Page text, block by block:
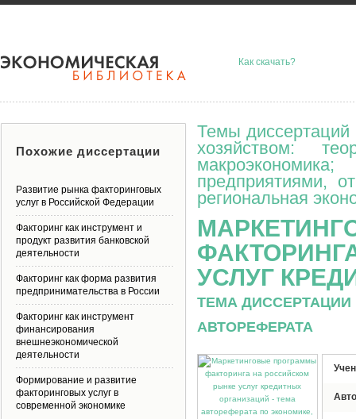
Как скачать?
Темы диссертаций
хозяйством:
предприятиями,
региональная
УСЛУГ
ТЕМА
АВТОРЕФЕРАТА
Похожие диссертации
Развитие рынка факторинговых
услуг в Российской Федерации
Факторинг как инструмент и
продукт развития банковской
деятельности
Факторинг как форма развития
предпринимательства в России
Факторинг как инструмент
финансирования
внешнеэкономической
деятельности
Формирование и развитие
факторинговых услуг в
современной экономике